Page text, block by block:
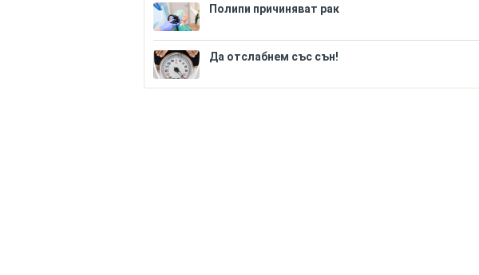
Полипи причиняват рак
Да отслабнем със сън!